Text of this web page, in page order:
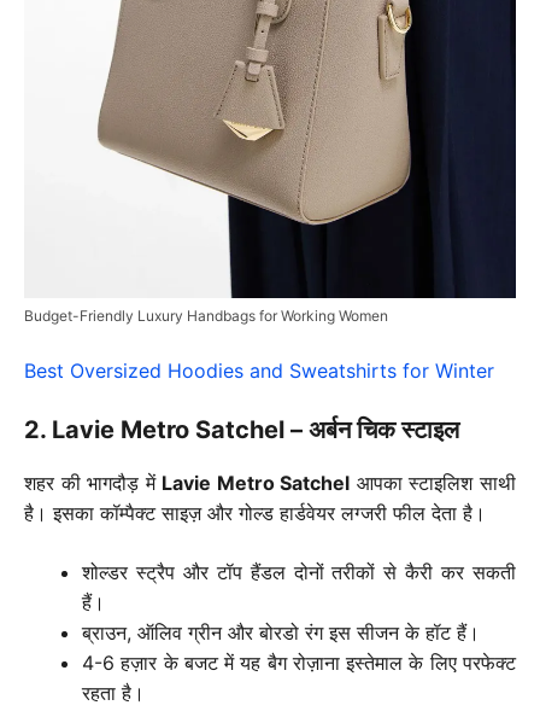
Budget-Friendly Luxury Handbags for Working Women
Best Oversized Hoodies and Sweatshirts for Winter
2. Lavie Metro Satchel – अर्बन चिक स्टाइल
शहर की भागदौड़ में Lavie Metro Satchel आपका स्टाइलिश साथी
है। इसका कॉम्पैक्ट साइज़ और गोल्ड हार्डवेयर लग्जरी फील देता है।
शोल्डर स्ट्रैप और टॉप हैंडल दोनों तरीकों से कैरी कर सकती
हैं।
ब्राउन, ऑलिव ग्रीन और बोरडो रंग इस सीजन के हॉट हैं।
4-6 हज़ार के बजट में यह बैग रोज़ाना इस्तेमाल के लिए परफेक्ट
रहता है।